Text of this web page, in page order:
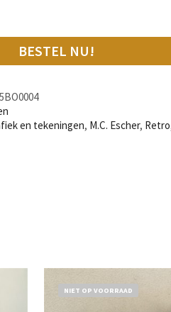
BESTEL NU!
en tekeningen, M.C. Escher, Retro
NIET OP VOORRAAD